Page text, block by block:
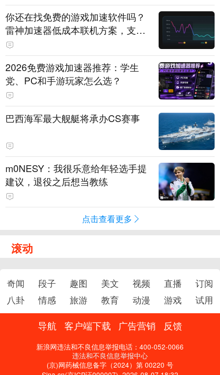
你还在找免费的游戏加速软件吗？
雷神加速器低成本联机方案，支持
免费试用
2026免费游戏加速器推荐：学生
党、PC和手游玩家怎么选？
巴西海军最大舰艇将承办CS赛事
m0NESY：我很乐意给年轻选手提
建议，退役之后想当教练
点击查看更多
滚动
奇闻 段子 趣图 美文 视频 直播
订阅
八卦
情感 旅游 教育 动漫 游戏 试用
导航 客户端下载 广告营销 反馈
新浪网违法和不良信息举报电话：400-052-0066
违法和不良信息举报中心
(京)网药械信息备字（2024）第 00220 号